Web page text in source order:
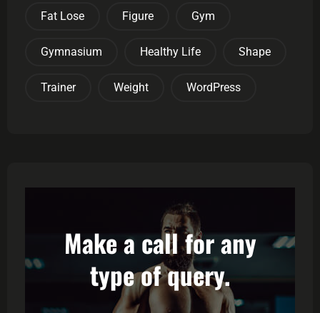
Fat Lose Figure Gym
Gymnasium Healthy Life Shape
Trainer Weight WordPress
Make a call for any
type of query.